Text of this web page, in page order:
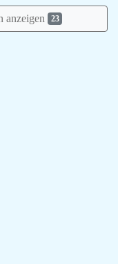
anzeigen 23